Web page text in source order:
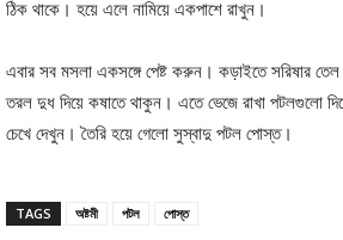
ঠিক থাকে। হয়ে এলে নামিয়ে একপাশে রাখুন।
এবার সব মসলা একসঙ্গে পেষ্ট করুন। কড়াইতে সরিষার
তরল দুধ দিয়ে কষাতে থাকুন। এতে ভেজে রাখা পটলগুলো
চেখে দেখুন। তৈরি হয়ে গেলো সুস্বাদু পটল পোস্ত।
TAGS অষ্টমী পটল পোস্ত